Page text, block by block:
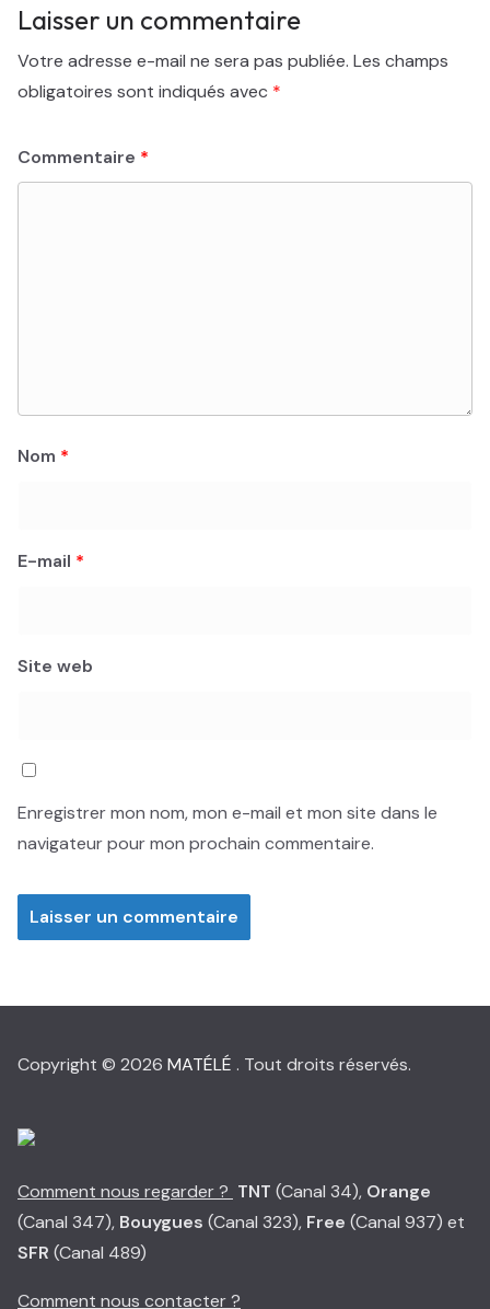
Laisser un commentaire
Votre adresse e-mail ne sera pas publiée. Les champs
obligatoires sont indiqués avec *
Commentaire *
Nom *
E-mail *
Site web
Enregistrer mon nom, mon e-mail et mon site dans le
navigateur pour mon prochain commentaire.
Copyright © 2026 MATÉLÉ . Tout droits réservés.
Comment nous regarder ? TNT (Canal 34), Orange
(Canal 347), Bouygues (Canal 323), Free (Canal 937) et
SFR (Canal 489)
Comment nous contacter ?